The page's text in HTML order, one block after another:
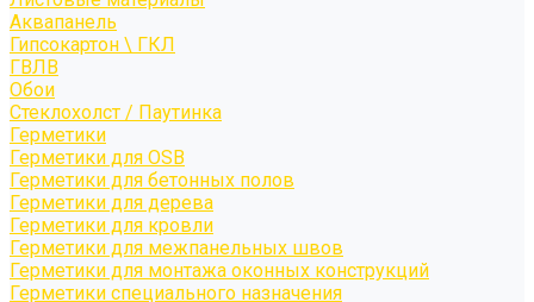
Аквапанель
Гипсокартон \ ГКЛ
ГВЛВ
Обои
Стеклохолст / Паутинка
Герметики
Герметики для OSB
Герметики для бетонных полов
Герметики для дерева
Герметики для кровли
Герметики для межпанельных швов
Герметики для монтажа оконных конструкций
Герметики специального назначения